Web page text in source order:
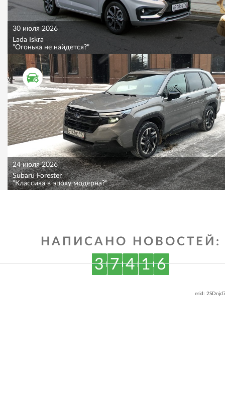
30 июля 2026
Lada Iskra
"Огонька не найдется?"
ТЕСТ ДРАЙВ
24 июля 2026
Subaru Forester
"Классика в эпоху модерна?"
НАПИСАНО НОВОСТЕЙ:
3 7 4 1 6
erid: